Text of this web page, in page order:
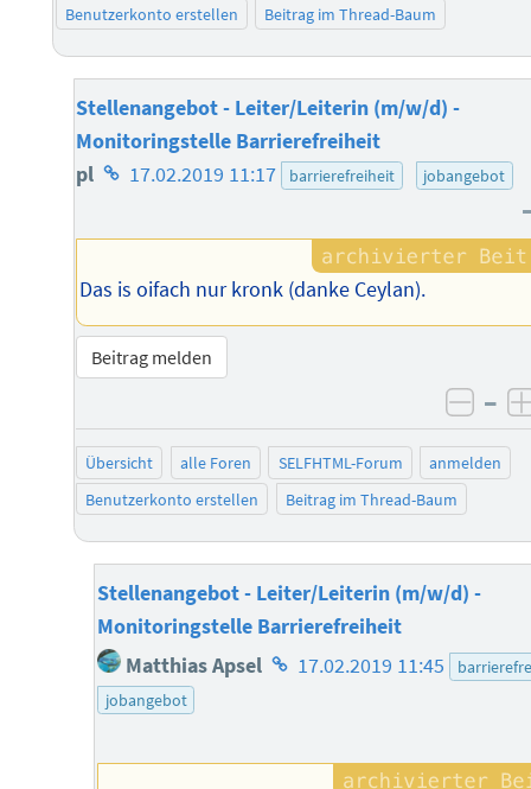
Benutzerkonto erstellen
Beitrag im Thread-Baum
Stellenangebot - Leiter/Leiterin (m/w/d) -
Monitoringstelle Barrierefreiheit
pl Homepage
Autors
17.02.2019 11:17 barrierefreiheit jobangebot
Das is oifach nur kronk (danke Ceylan).
Beitrag melden
–
Übersicht alle Foren SELFHTML-Forum
anmelden
Benutzerkonto erstellen
Beitrag im Thread-Baum
Stellenangebot - Leiter/Leiterin (m/w/d) -
Monitoringstelle Barrierefreiheit
Matthias Apsel Homepage
17.02.2019 11:45
jobangebot